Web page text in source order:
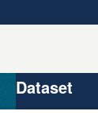
Gruppi
Dataset